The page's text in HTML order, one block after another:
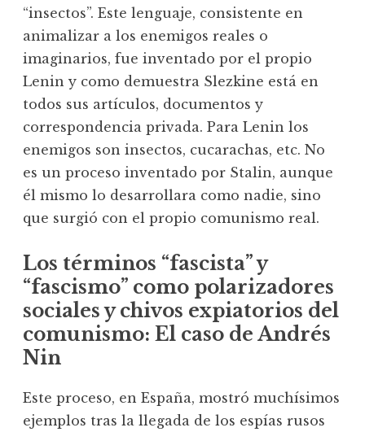
“insectos”. Este lenguaje, consistente en
animalizar a los enemigos reales o
imaginarios, fue inventado por el propio
Lenin y como demuestra Slezkine está en
todos sus artículos, documentos y
correspondencia privada. Para Lenin los
enemigos son insectos, cucarachas, etc. No
es un proceso inventado por Stalin, aunque
él mismo lo desarrollara como nadie, sino
que surgió con el propio comunismo real.
Los términos “fascista” y
“fascismo” como polarizadores
sociales y chivos expiatorios del
comunismo: El caso de Andrés
Nin
Este proceso, en España, mostró muchísimos
ejemplos tras la llegada de los espías rusos